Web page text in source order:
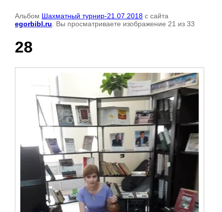
Альбом Шахматный турнир-21.07.2018 с сайта
egorbibl.ru . Вы просматриваете изображение 21 из 33
28